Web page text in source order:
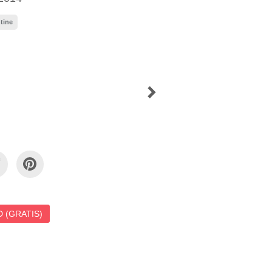
(GRATIS)